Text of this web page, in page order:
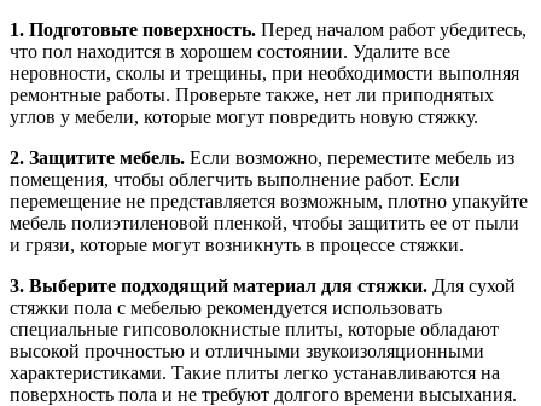
1. Подготовьте поверхность. Перед началом работ убедитесь,
что пол находится в хорошем состоянии. Удалите все
неровности, сколы и трещины, при необходимости выполняя
ремонтные работы. Проверьте также, нет ли приподнятых
углов у мебели, которые могут повредить новую стяжку.
2. Защитите мебель. Если возможно, переместите мебель из
помещения, чтобы облегчить выполнение работ. Если
перемещение не представляется возможным, плотно упакуйте
мебель полиэтиленовой пленкой, чтобы защитить ее от пыли
и грязи, которые могут возникнуть в процессе стяжки.
3. Выберите подходящий материал для стяжки. Для сухой
стяжки пола с мебелью рекомендуется использовать
специальные гипсоволокнистые плиты, которые обладают
высокой прочностью и отличными звукоизоляционными
характеристиками. Такие плиты легко устанавливаются на
поверхность пола и не требуют долгого времени высыхания.